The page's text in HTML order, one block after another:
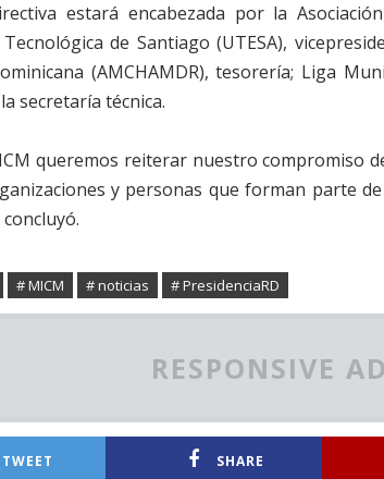
estará encabezada por la
de Santiago (UTESA),
(AMCHAMDR), tesorería; Liga
secretaría técnica.
queremos reiterar nuestro compromiso
y personas que forman parte
# MICM # noticias # PresidenciaRD
RESPONSIVE
TWEET SHARE